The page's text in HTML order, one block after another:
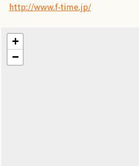
http://www.f-time.jp/
+
−